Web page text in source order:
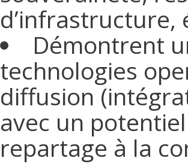
d’infrastructure,
Démontrent
technologies
diffusion
avec un
repartage à la